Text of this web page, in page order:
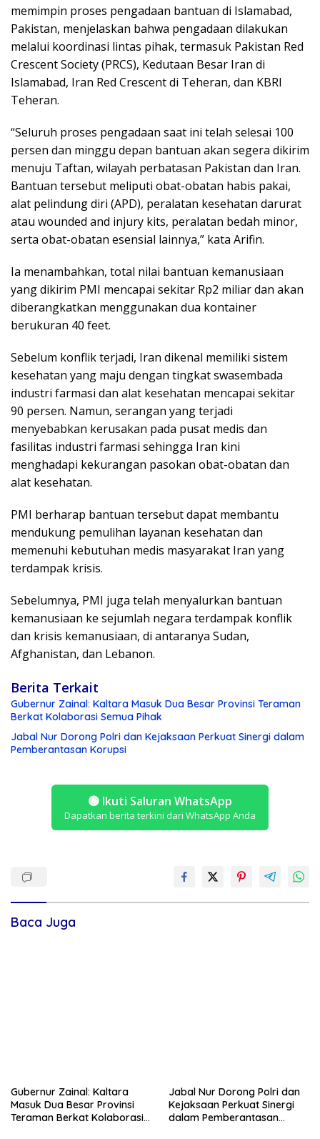
memimpin proses pengadaan bantuan di Islamabad,
Pakistan, menjelaskan bahwa pengadaan dilakukan
melalui koordinasi lintas pihak, termasuk Pakistan Red
Crescent Society (PRCS), Kedutaan Besar Iran di
Islamabad, Iran Red Crescent di Teheran, dan KBRI
Teheran.
“Seluruh proses pengadaan saat ini telah selesai 100
persen dan minggu depan bantuan akan segera dikirim
menuju Taftan, wilayah perbatasan Pakistan dan Iran.
Bantuan tersebut meliputi obat-obatan habis pakai,
alat pelindung diri (APD), peralatan kesehatan darurat
atau wounded and injury kits, peralatan bedah minor,
serta obat-obatan esensial lainnya,” kata Arifin.
Ia menambahkan, total nilai bantuan kemanusiaan
yang dikirim PMI mencapai sekitar Rp2 miliar dan akan
diberangkatkan menggunakan dua kontainer
berukuran 40 feet.
Sebelum konflik terjadi, Iran dikenal memiliki sistem
kesehatan yang maju dengan tingkat swasembada
industri farmasi dan alat kesehatan mencapai sekitar
90 persen. Namun, serangan yang terjadi
menyebabkan kerusakan pada pusat medis dan
fasilitas industri farmasi sehingga Iran kini
menghadapi kekurangan pasokan obat-obatan dan
alat kesehatan.
PMI berharap bantuan tersebut dapat membantu
mendukung pemulihan layanan kesehatan dan
memenuhi kebutuhan medis masyarakat Iran yang
terdampak krisis.
Sebelumnya, PMI juga telah menyalurkan bantuan
kemanusiaan ke sejumlah negara terdampak konflik
dan krisis kemanusiaan, di antaranya Sudan,
Afghanistan, dan Lebanon.
Berita Terkait
Gubernur Zainal: Kaltara Masuk Dua Besar Provinsi Teraman
Berkat Kolaborasi Semua Pihak
Jabal Nur Dorong Polri dan Kejaksaan Perkuat Sinergi dalam
Pemberantasan Korupsi
🟢 Ikuti Saluran WhatsApp
Dapatkan berita terkini dari WhatsApp Anda
Baca Juga
Gubernur Zainal: Kaltara
Masuk Dua Besar Provinsi
Teraman Berkat Kolaborasi
Jabal Nur Dorong Polri dan
Kejaksaan Perkuat Sinergi
dalam Pemberantasan